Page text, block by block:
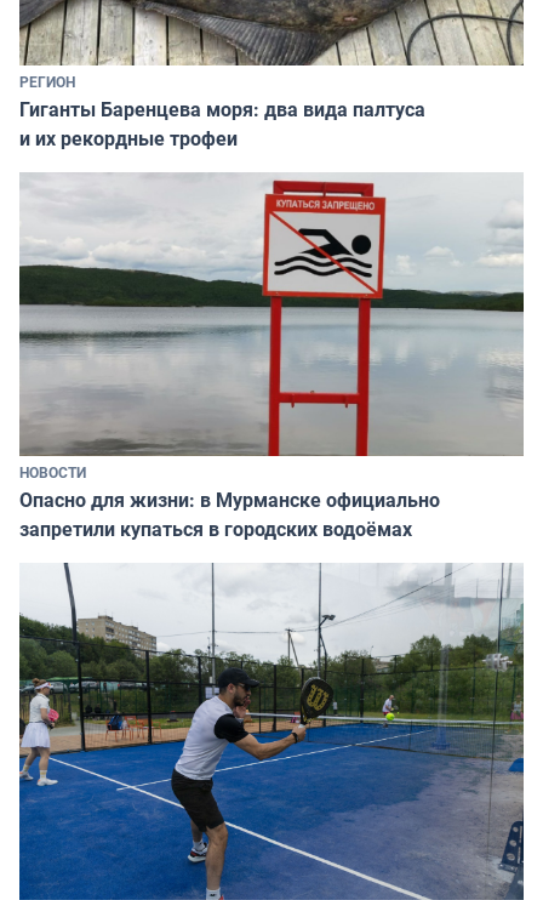
РЕГИОН
Гиганты Баренцева моря: два вида палтуса
и их рекордные трофеи
НОВОСТИ
Опасно для жизни: в Мурманске официально
запретили купаться в городских водоёмах